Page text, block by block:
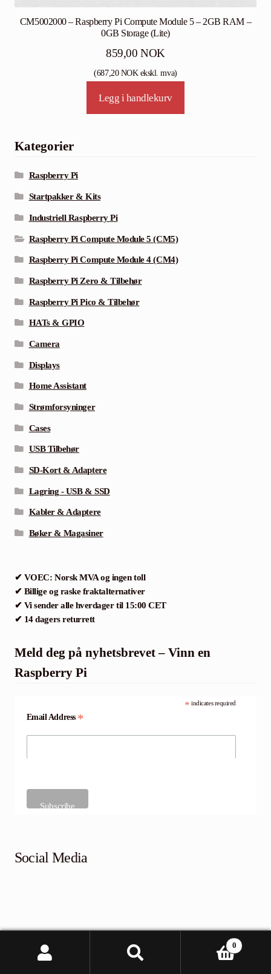
CM5002000 – Raspberry Pi Compute Module 5 – 2GB RAM –
0GB Storage (Lite)
859,00NOK
(687,20NOKekskl. mva)
Legg i handlekurv
Kategorier
Raspberry Pi
Startpakker & Kits
Industriell Raspberry Pi
Raspberry Pi Compute Module 5 (CM5)
Raspberry Pi Compute Module 4 (CM4)
Raspberry Pi Zero & Tilbehør
Raspberry Pi Pico & Tilbehør
HATs & GPIO
Camera
Displays
Home Assistant
Strømforsyninger
Cases
USB Tilbehør
SD-Kort & Adaptere
Lagring - USB & SSD
Kabler & Adaptere
Bøker & Magasiner
✔ VOEC: Norsk MVA og ingen toll
✔ Billige og raske fraktalternativer
✔ Vi sender alle hverdager til 15:00 CET
✔ 14 dagers returrett
Meld deg på nyhetsbrevet – Vinn en
Raspberry Pi
* indicates required
Email Address *
Social Media
Follow @RaspberryPidk 0